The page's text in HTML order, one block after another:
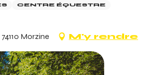
CENTRE ÉQUESTRE
Morzine M'y rendre